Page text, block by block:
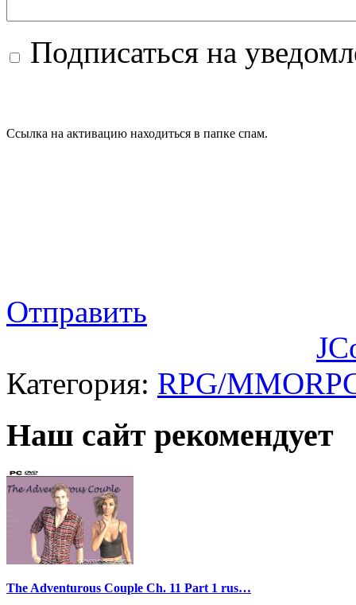
Подписаться на
Ссылка на активацию находиться в папке спам.
Отправить
Категория: RPG/
Наш сайт рекомендует
The Adventurous Couple Ch. 11 Part 1 rus…